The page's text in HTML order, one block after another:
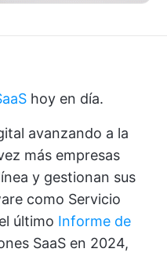
hoy en día.
avanzando a la
más empresas
y gestionan sus
como Servicio
último Informe de
SaaS en 2024,